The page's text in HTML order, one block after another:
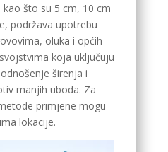
što su 5 cm, 10 cm
podržava upotrebu
oluka i općih
koja uključuju
širenja i
manjih uboda. Za
primjene mogu
lokacije.